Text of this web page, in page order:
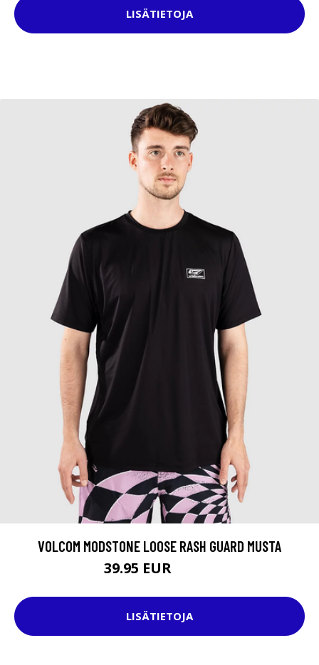
LISÄTIETOJA
VOLCOM MODSTONE LOOSE RASH GUARD MUSTA
39.95 EUR
LISÄTIETOJA